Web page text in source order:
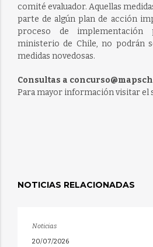
comité evaluador. Aquellas
parte de algún plan de acción
proceso de
ministerio de Chile, no podrán
medidas novedosas.
Consultas a
Para mayor información visitar el
NOTICIAS RELACIONADAS
Noticias
20/07/2026